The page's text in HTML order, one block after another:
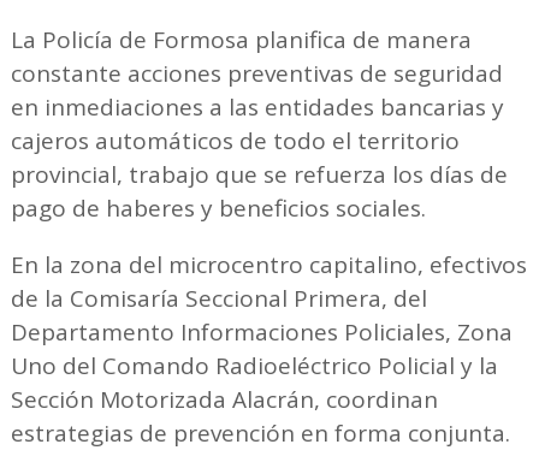
La Policía de Formosa planifica de manera
constante acciones preventivas de seguridad
en inmediaciones a las entidades bancarias y
cajeros automáticos de todo el territorio
provincial, trabajo que se refuerza los días de
pago de haberes y beneficios sociales.
En la zona del microcentro capitalino, efectivos
de la Comisaría Seccional Primera, del
Departamento Informaciones Policiales, Zona
Uno del Comando Radioeléctrico Policial y la
Sección Motorizada Alacrán, coordinan
estrategias de prevención en forma conjunta.